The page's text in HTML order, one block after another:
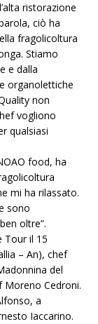
ristorazione
ciò ha
fragolicoltura
Stiamo
e dalla
organolettiche
non
vogliono
qualsiasi
food, ha
mi ha rilassato.
sono
oltre”.
Tour il 15
– An), chef
del
Moreno Cedroni.
a
Iaccarino.